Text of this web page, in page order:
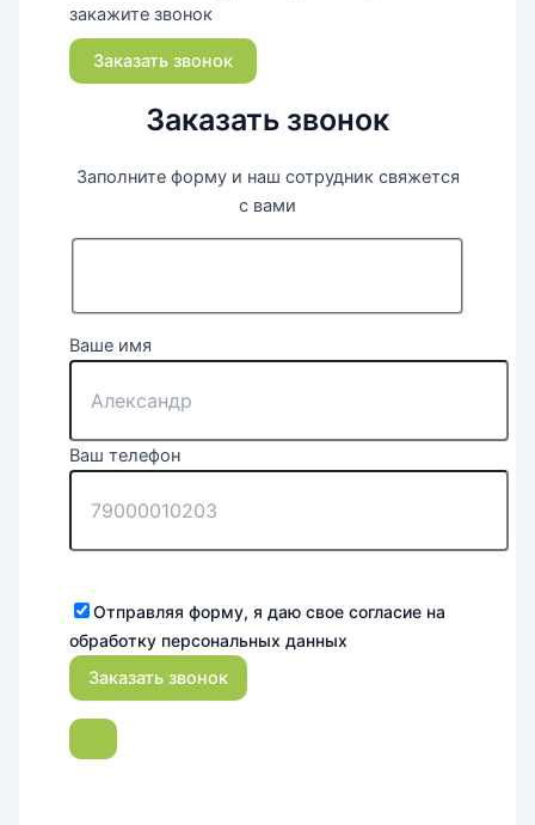
закажите звонок
Заказать звонок
Заказать звонок
Заполните форму и наш сотрудник свяжется
с вами
Ваше имя
Ваш телефон
Отправляя форму, я даю свое согласие на
обработку персональных данных